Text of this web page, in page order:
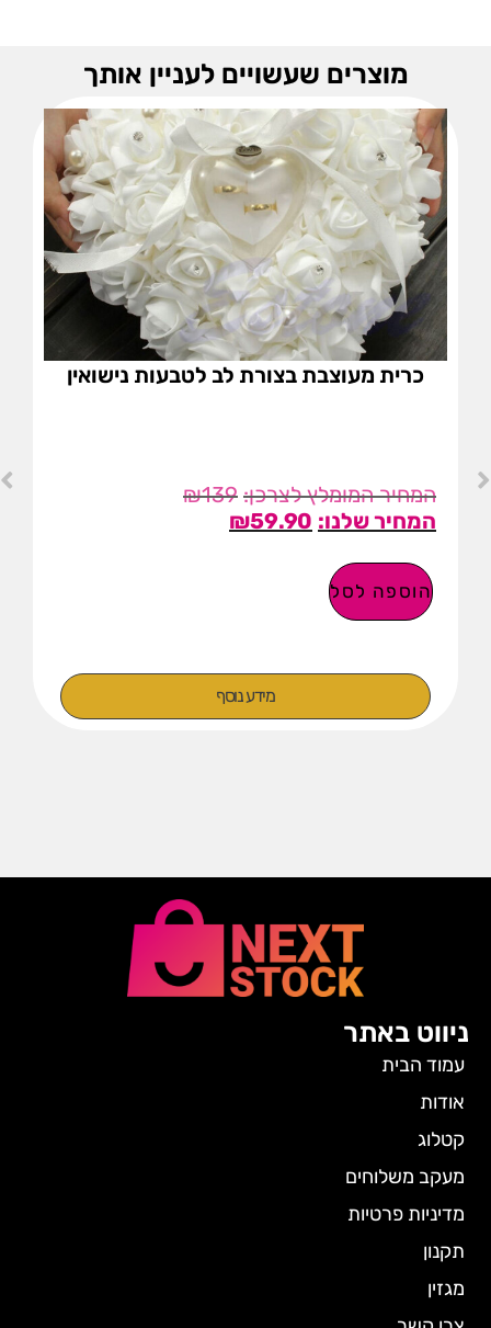
מוצרים שעשויים לעניין אותך
כרית מעוצבת בצורת לב לטבעות נישואין
₪139
₪59.90
הוספה לסל
מידע נוסף
ניווט באתר
עמוד הבית
אודות
קטלוג
מעקב משלוחים
מדיניות פרטיות
תקנון
מגזין